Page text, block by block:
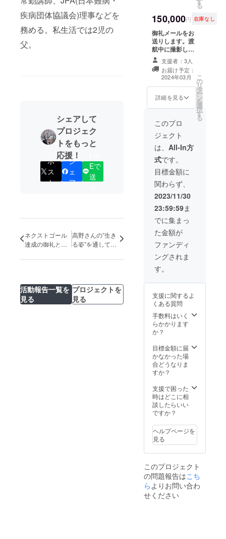
疾病団体協議会)理事などを
務める。私生活では2児の
父。
シェアして
プロジェク
トをもっと
応援！
ポ
ス
ト
シ
ェ
ア
Eで
送
ネクストゴール
達成の御礼と、
動・支援金の使
高野さんの”生き
る姿”を通して、
望”を頂いていま
援メッセージ
活動報告一覧を
見る
プロジェクトを
見る
月の期間で個別
にご調整いたし
ます） ※備考欄
に「スペシャル
サンクス」欄に
掲載するお名前
をご記入くださ
い。
学会で実際に発
表したスライド
（PDF）と
HeatyPresenter
を使用したプレ
ゼンビデオ（7分
程度）をご共有
します。髙野元
から個別の御礼
ジをお送りしま
す。 ※備考欄に
ンクス」欄に掲
載するお名前を
ご記入くださ
い。
る
150,000円 在庫なし
御礼メールをお
送りします。渡
航中に撮影した
記録写真5枚を
データでお送り
します。渡航報
告書（PDF）を
お送りします。
報告書の「スペ
を掲載します。
学会で実際に発
表したスライド
（PDF）と
HeatyPresenter
を使用したプレ
ゼンビデオ（7分
程度）をご共有
します。髙野元
が支援者さまを
面談を実施いた
しますとの個別
でのオンライン
報告面談を実施
いたします
（2024年1月〜3
月頃を目安に、
支援者さまのご
都合に合わせて
個別に日程をご
調整、所要時間2
時間ほど、神奈
川県からご自宅
までの高野・ヘ
ルパーの交通費
は別途ご負担い
備考欄に「スペ
シャルサンク
ス」欄に掲載す
るお名前をご記
支援者：3人
お届け予定：
2024年03月
詳細を見る
こ
の
リ
タ
ー
ン
を
選
択
す
る
このプロ
ジェクト
は、 All-In方
式です。
目標金額に
関わらず、
2023/11/30
23:59:59ま
でに集まっ
た金額が
ファンディ
ングされま
す。
支援に関するよ
くある質問
手数料はいく
らかかります
か？
目標金額に届
かなかった場
合どうなりま
すか？
支援で困った
時はどこに相
談したらいい
ですか？
ヘルプページを
見る
このプロジェクト
の問題報告はこち
ら よりお問い合わ
せください